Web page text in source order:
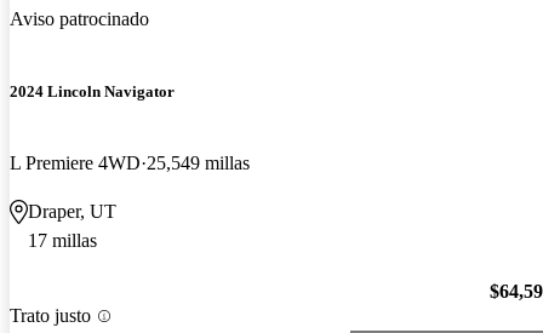
Aviso patrocinado
2024 Lincoln Navigator
L Premiere 4WD 25,549 millas
Draper, UT
17 millas
Trato justo